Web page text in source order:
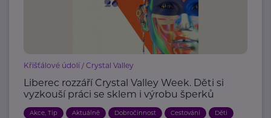
Křišťálové údolí / Crystal Valley
Liberec rozzáří Crystal Valley Week. Děti si
vyzkouší práci se sklem i výrobu šperků
Akce, Tip Aktuálně Dobročinnost Cestování Děti